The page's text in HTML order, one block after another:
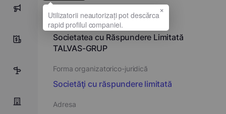
9
9
Denumirea completă
Societatea cu Răspundere Limitată
TALVAS-GRUP
Forma organizatorico-juridică
Societăţi cu răspundere limitată
Adresa
×